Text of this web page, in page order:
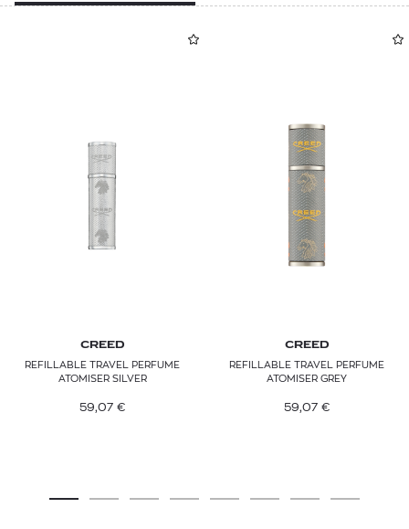
CREED
REFILLABLE TRAVEL PERFUME
ATOMISER SILVER
59,07 €
CREED
REFILLABLE TRAVEL PERFUME
ATOMISER GREY
59,07 €